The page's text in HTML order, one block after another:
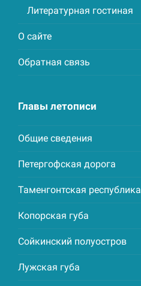
Литературная гостиная
О сайте
Обратная связь
Главы летописи
Общие сведения
Петергофская дорога
Таменгонтская республика
Копорская губа
Сойкинский полуостров
Лужская губа